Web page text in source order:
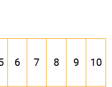
6 7 8 9 10